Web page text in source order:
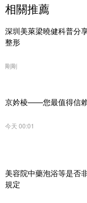
相關推薦
深圳美萊梁曉健科普分
整形
剛剛
京妗棱——您最值得信
今天 00:01
美容院中藥泡浴等是否
規定